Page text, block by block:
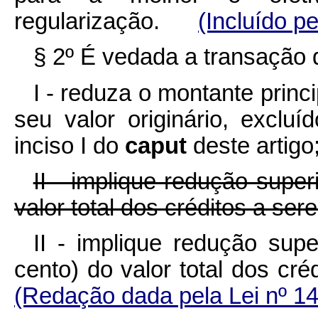
regularização. (Incluído
§ 2º É vedada a transação
I - reduza o montante
seu valor originário,
inciso I do caput deste
II - implique redução
valor total dos créditos a
II - implique redução
cento) do valor total dos
(Redação dada pela Lei nº